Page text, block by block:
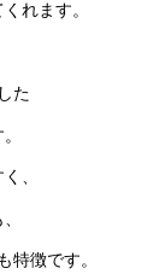
れます。
た
、
特徴です。